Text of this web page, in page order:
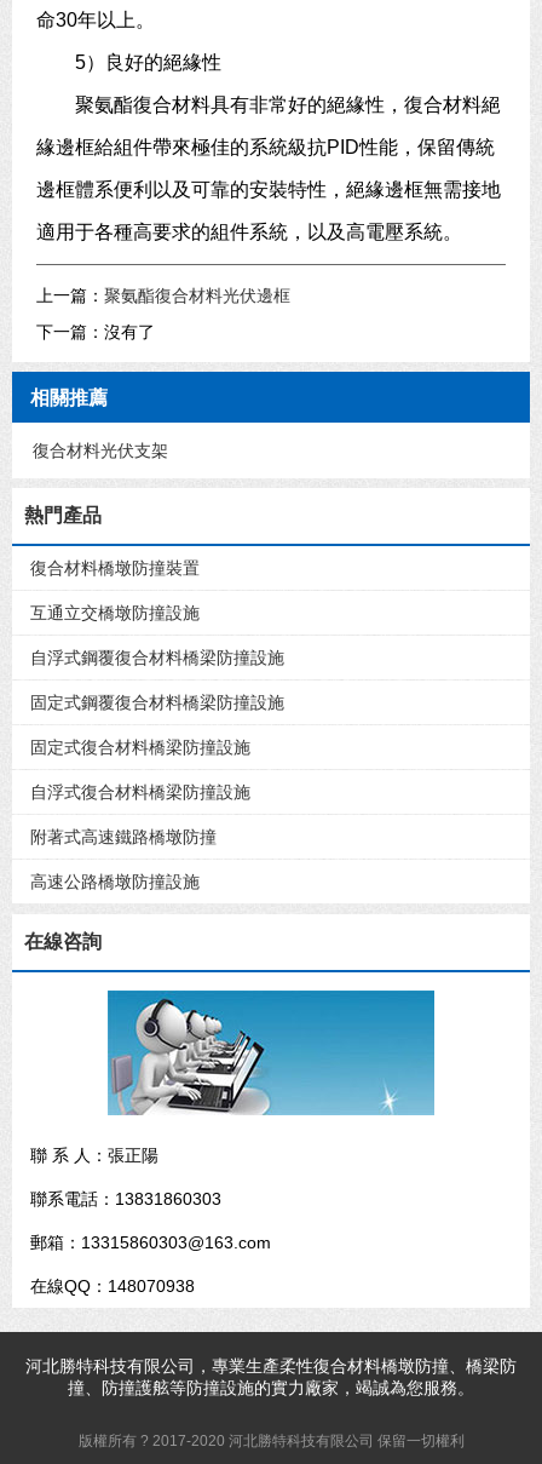
命30年以上。
5）良好的絕緣性
聚氨酯復合材料具有非常好的絕緣性，復合材料絕
緣邊框給組件帶來極佳的系統級抗PID性能，保留傳統
邊框體系便利以及可靠的安裝特性，絕緣邊框無需接地
適用于各種高要求的組件系統，以及高電壓系統。
上一篇： 聚氨酯復合材料光伏邊框
下一篇：沒有了
相關推薦
復合材料光伏支架
熱門產品
復合材料橋墩防撞裝置
互通立交橋墩防撞設施
自浮式鋼覆復合材料橋梁防撞設施
固定式鋼覆復合材料橋梁防撞設施
固定式復合材料橋梁防撞設施
自浮式復合材料橋梁防撞設施
附著式高速鐵路橋墩防撞
高速公路橋墩防撞設施
在線咨詢
聯 系 人：張正陽
聯系電話：13831860303
郵箱：13315860303@163.com
在線QQ：148070938
河北勝特科技有限公司，專業生產柔性復合材料橋墩防撞、橋梁防
撞、防撞護舷等防撞設施的實力廠家，竭誠為您服務。
版權所有 ? 2017-2020 河北勝特科技有限公司 保留一切權利